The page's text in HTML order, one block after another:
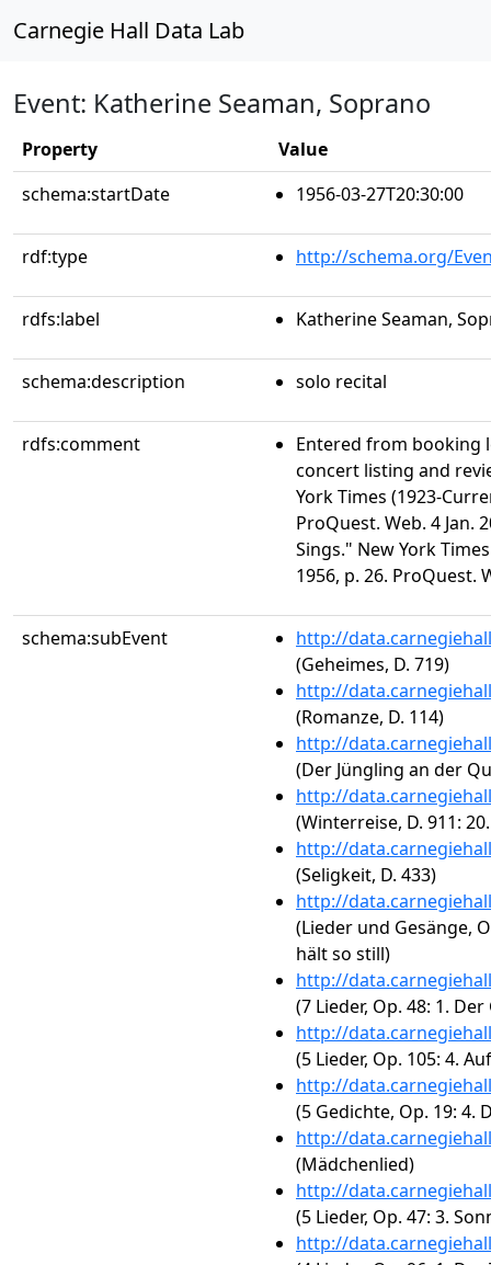
Carnegie Hall Data Lab
Event: Katherine Seaman, Soprano
Property
Value
schema:startDate
1956-03-27T20:30:00
rdf:type http://schema.org/
rdfs:label Katherine Seaman,
schema:description solo recital
rdfs:comment
Entered from booking
concert listing and
York Times (1923-
ProQuest. Web. 4 Jan.
Sings." New York
1956, p. 26. ProQuest.
schema:subEvent
http://
(Geheimes, D. 719)
http://
(Romanze, D. 114)
http://
(Der Jüngling an der
http://
(Winterreise, D. 911:
http://
(Seligkeit, D. 433)
http://
(Lieder und Gesänge,
hält so still)
http://
(7 Lieder, Op. 48: 1.
http://
(5 Lieder, Op. 105: 4.
http://
(5 Gedichte, Op. 19: 4.
http://
(Mädchenlied)
http://
(5 Lieder, Op. 47: 3.
http://